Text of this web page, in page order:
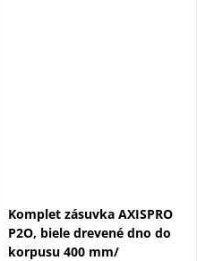
Komplet zásuvka AXISPRO
P2O, biele drevené dno do
korpusu 400 mm/